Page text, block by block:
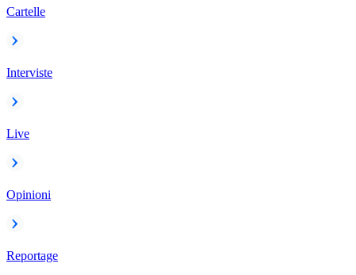
Cartelle
Interviste
Live
Opinioni
Reportage